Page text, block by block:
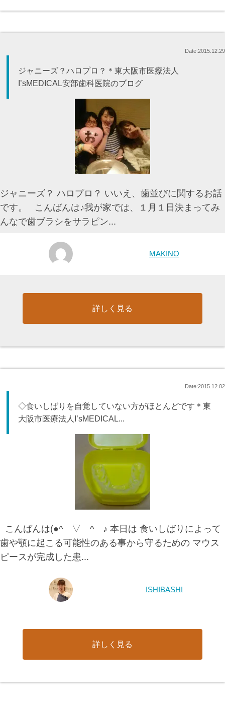
Date:2015.12.29
ジャニーズ？ハロプロ？＊東大阪市医療法人
I’sMEDICAL安部歯科医院のブログ
ジャニーズ？ ハロプロ？ いいえ、歯並びに関するお話
です。 こんばんは♪我が家では、１月１日決まってみ
んなで歯ブラシをサラピン...
MAKINO
詳しく見る
Date:2015.12.02
◇食いしばりを自覚していない方がほとんどです＊東
大阪市医療法人I’sMEDICAL...
こんばんは(●^ ▽ ^ ♪ 本日は 食いしばりによって
歯や顎に起こる可能性のある事から守るための マウス
ピースが完成した患...
ISHIBASHI
詳しく見る